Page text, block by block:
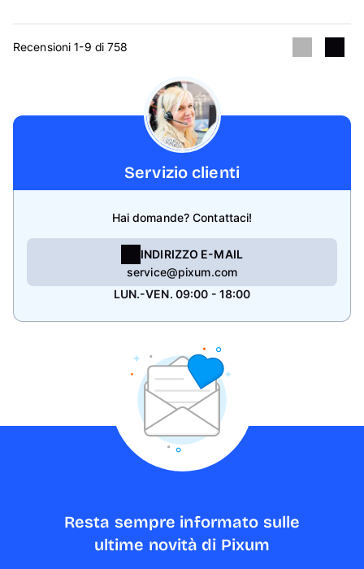
Recensioni 1-9 di 758
Servizio clienti
Hai domande? Contattaci!
INDIRIZZO E-MAIL
service@pixum.com
LUN.-VEN. 09:00 - 18:00
Resta sempre informato sulle
ultime novità di Pixum